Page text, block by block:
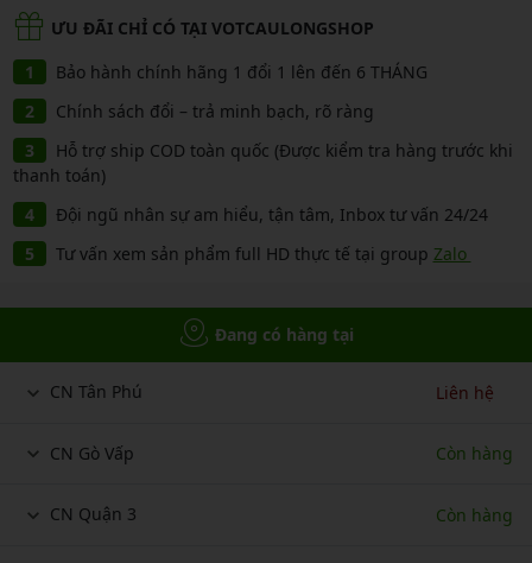
ƯU ĐÃI CHỈ CÓ TẠI VOTCAULONGSHOP
Bảo hành chính hãng 1 đổi 1 lên đến 6 THÁNG
Chính sách đổi – trả minh bạch, rõ ràng
Hỗ trợ ship COD toàn quốc (Được kiểm tra hàng trước khi
thanh toán)
Đội ngũ nhân sự am hiểu, tận tâm, Inbox tư vấn 24/24
Tư vấn xem sản phẩm full HD thực tế tại group Zalo
Đang có hàng tại
CN Tân Phú Liên hệ
CN Gò Vấp Còn hàng
CN Quận 3 Còn hàng